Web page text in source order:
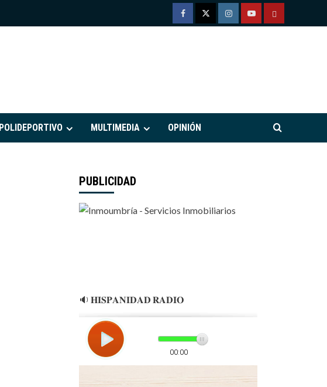
FacebookTwitterInstagramYoutubeTÉRMINOS
POLIDEPORTIVO MULTIMEDIA OPINIÓN
PUBLICIDAD
🔉 𝐇𝐈𝐒𝐏𝐀𝐍𝐈𝐃𝐀𝐃 𝐑𝐀𝐃𝐈𝐎